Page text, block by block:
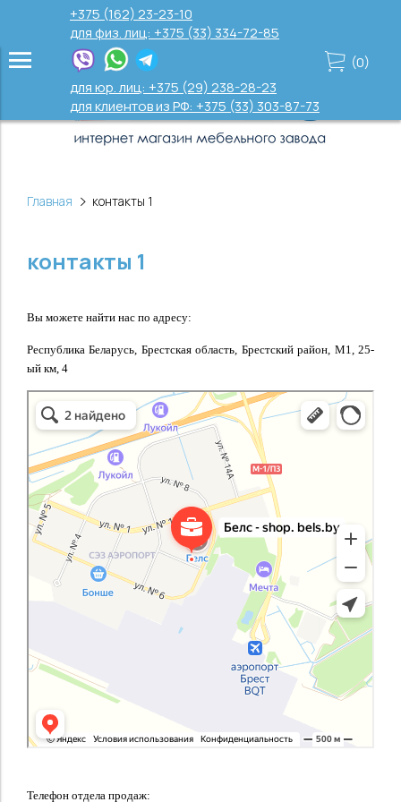
+375 (162) 23-23-10
для физ. лиц: +375 (33) 334-72-85
для юр. лиц: +375 (29) 238-28-23
для клиентов из РФ: +375 (33) 303-87-73
(0)
Главная контакты 1
контакты 1
Вы можете найти нас по адресу:
Республика Беларусь, Брестская область, Брестский район, М1, 25-
ый км, 4
Телефон отдела продаж: